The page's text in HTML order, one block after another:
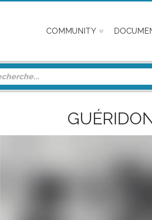
COMMUNITY